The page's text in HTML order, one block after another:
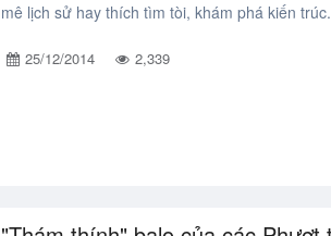
mê lịch sử hay thích tìm tòi, khám phá kiến
25/12/2014 2,339